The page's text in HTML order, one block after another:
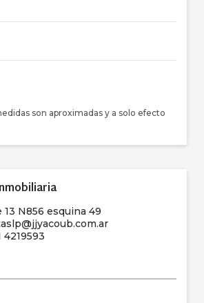
son aproximadas y a solo efecto
13 N856 esquina 49
4219593